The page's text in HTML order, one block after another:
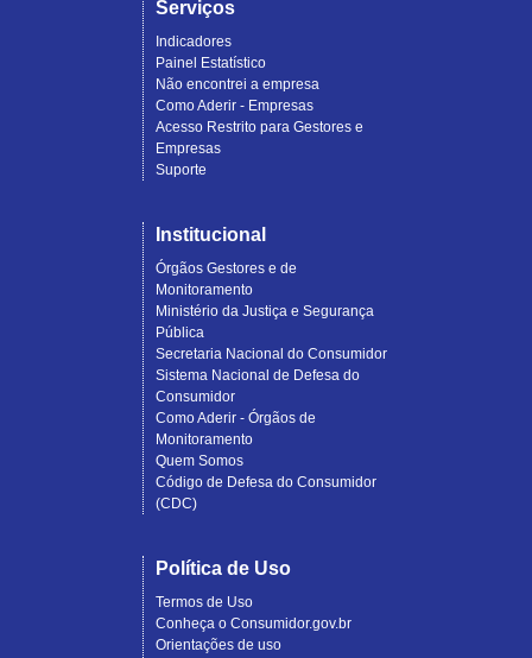
Serviços
Indicadores
Painel Estatístico
Não encontrei a empresa
Como Aderir - Empresas
Acesso Restrito para Gestores e
Empresas
Suporte
Institucional
Órgãos Gestores e de
Monitoramento
Ministério da Justiça e Segurança
Pública
Secretaria Nacional do Consumidor
Sistema Nacional de Defesa do
Consumidor
Como Aderir - Órgãos de
Monitoramento
Quem Somos
Código de Defesa do Consumidor
(CDC)
Política de Uso
Termos de Uso
Conheça o Consumidor.gov.br
Orientações de uso